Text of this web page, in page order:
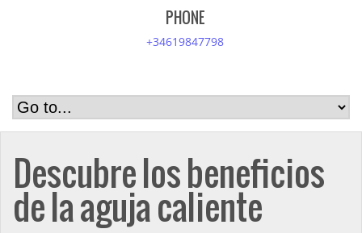
PHONE
+34619847798
Descubre los beneficios
de la aguja caliente